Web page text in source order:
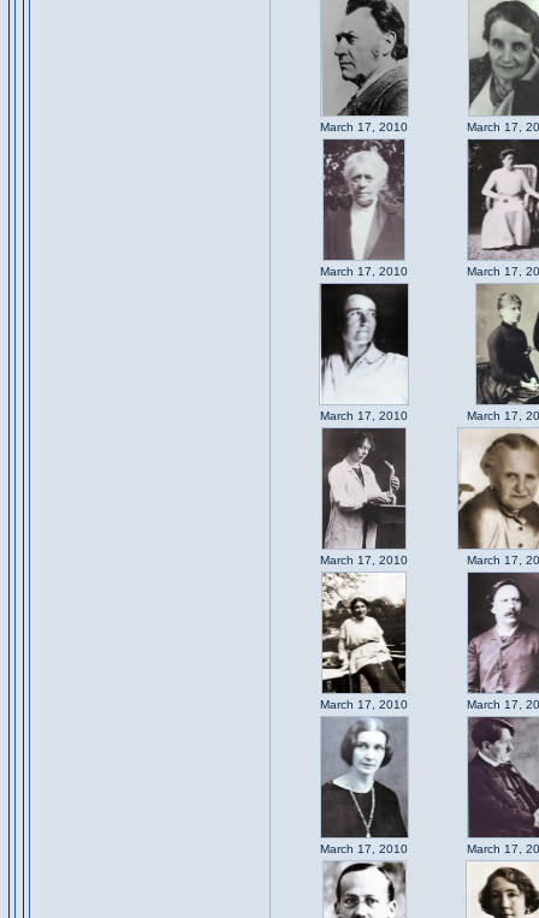
March 17, 2010 March 17,
March 17, 2010 March 17,
March 17, 2010 March 17,
March 17, 2010 March 17,
March 17, 2010 March 17,
March 17, 2010 March 17,